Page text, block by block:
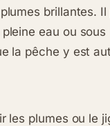
brillantes.
eau ou
la pêche y est
les plumes ou le